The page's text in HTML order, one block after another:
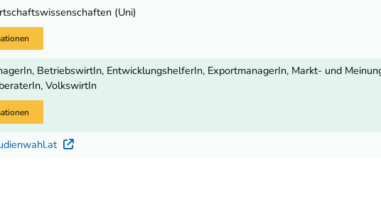
(Uni)
BetriebswirtIn, EntwicklungshelferIn, ExportmanagerIn, Markt- und
VolkswirtIn
Externer Link